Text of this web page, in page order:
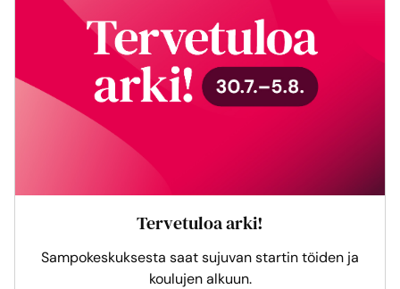
Tervetuloa arki!
Sampokeskuksesta saat sujuvan startin töiden ja
koulujen alkuun.